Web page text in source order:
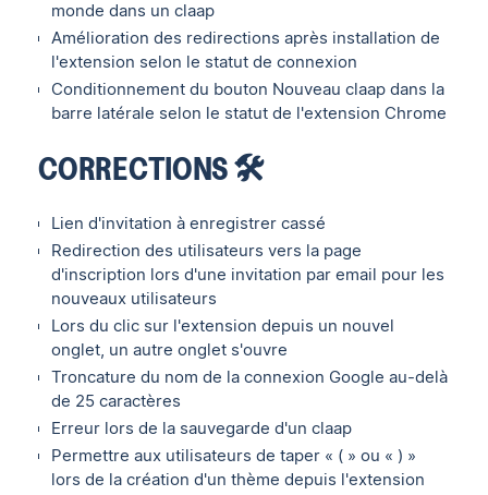
monde dans un claap
Amélioration des redirections après installation de
l'extension selon le statut de connexion
Conditionnement du bouton Nouveau claap dans la
barre latérale selon le statut de l'extension Chrome
CORRECTIONS 🛠
Lien d'invitation à enregistrer cassé
Redirection des utilisateurs vers la page
d'inscription lors d'une invitation par email pour les
nouveaux utilisateurs
Lors du clic sur l'extension depuis un nouvel
onglet, un autre onglet s'ouvre
Troncature du nom de la connexion Google au-delà
de 25 caractères
Erreur lors de la sauvegarde d'un claap
Permettre aux utilisateurs de taper « ( » ou « ) »
lors de la création d'un thème depuis l'extension